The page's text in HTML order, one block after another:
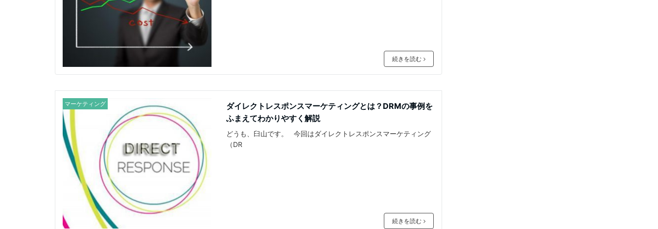
続きを読む
マーケティング
ダイレクトレスポンスマーケティングとは？DRMの事例を
ふまえてわかりやすく解説
どうも、臼山です。 今回はダイレクトレスポンスマーケティング
（DR
続きを読む